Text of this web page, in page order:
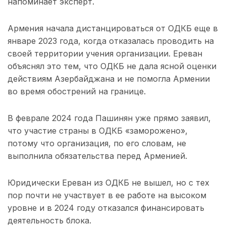
Армения начала дистанцироваться от ОДКБ еще в
январе 2023 года, когда отказалась проводить на
своей территории учения организации. Ереван
объяснял это тем, что ОДКБ не дала ясной оценки
действиям Азербайджана и не помогла Армении
во время обострений на границе.
В феврале 2024 года Пашинян уже прямо заявил,
что участие страны в ОДКБ «заморожено»,
потому что организация, по его словам, не
выполнила обязательства перед Арменией.
Юридически Ереван из ОДКБ не вышел, но с тех
пор почти не участвует в ее работе на высоком
уровне и в 2024 году отказался финансировать
деятельность блока.